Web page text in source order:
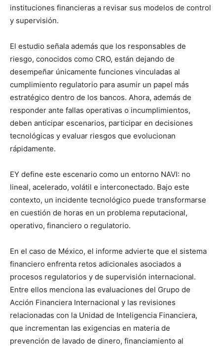
instituciones financieras a revisar sus modelos de control
y supervisión.
El estudio señala además que los responsables de
riesgo, conocidos como CRO, están dejando de
desempeñar únicamente funciones vinculadas al
cumplimiento regulatorio para asumir un papel más
estratégico dentro de los bancos. Ahora, además de
responder ante fallas operativas o incumplimientos,
deben anticipar escenarios, participar en decisiones
tecnológicas y evaluar riesgos que evolucionan
rápidamente.
EY define este escenario como un entorno NAVI: no
lineal, acelerado, volátil e interconectado. Bajo este
contexto, un incidente tecnológico puede transformarse
en cuestión de horas en un problema reputacional,
operativo, financiero o regulatorio.
En el caso de México, el informe advierte que el sistema
financiero enfrenta retos adicionales asociados a
procesos regulatorios y de supervisión internacional.
Entre ellos menciona las evaluaciones del Grupo de
Acción Financiera Internacional y las revisiones
relacionadas con la Unidad de Inteligencia Financiera,
que incrementan las exigencias en materia de
prevención de lavado de dinero, financiamiento al